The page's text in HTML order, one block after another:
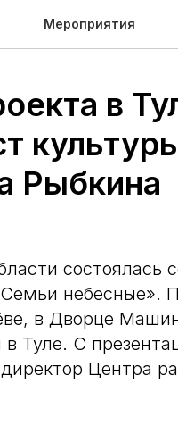
Мероприятия
в
Рыбкина
состоялась
небесные».
в Дворце
Туле. С
Центра